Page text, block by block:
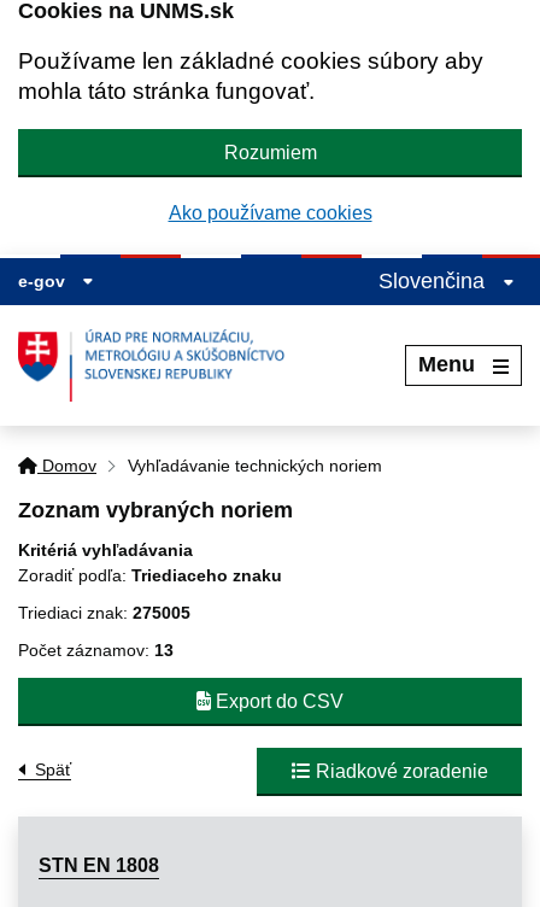
Cookies na UNMS.sk
Používame len základné cookies súbory aby
mohla táto stránka fungovať.
Rozumiem
Ako používame cookies
e-gov Slovenčina
Menu
Domov Vyhľadávanie technických noriem
Zoznam vybraných noriem
Kritériá vyhľadávania
Zoradiť podľa: Triediaceho znaku
Triediaci znak: 275005
Počet záznamov: 13
Export do CSV
Späť Riadkové zoradenie
STN EN 1808